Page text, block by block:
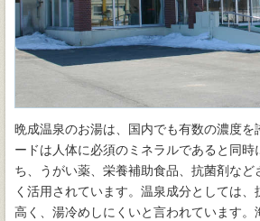
晩成温泉のお湯は、国内でも有数の濃度を
ードは人体に必須のミネラルであると同
ち、うがい薬、栄養補助食品、抗菌剤な
く活用されています。温泉成分としては
高く、湯冷めしにくいと言われています。